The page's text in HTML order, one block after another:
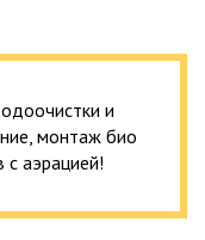
и
монтаж био
с аэрацией!